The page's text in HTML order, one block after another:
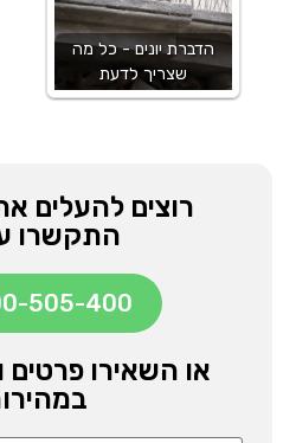
הדברת יונים - כל מה
שצריך לדעת
רוצים להעלים
התקשרו
505-400
או השאירו פרטים